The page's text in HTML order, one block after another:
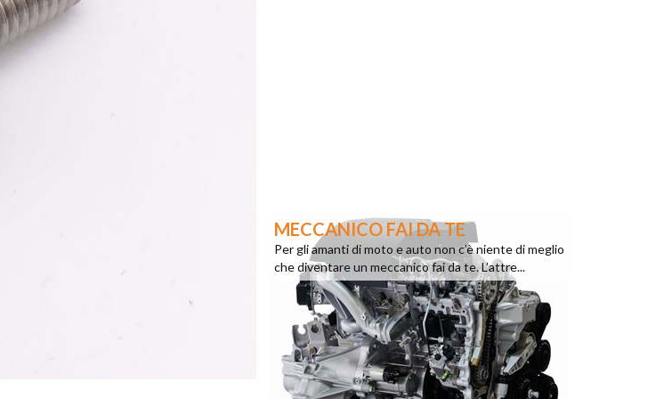
MECCANICO FAI DA TE
Per gli amanti di moto e auto non c’è niente di meglio
che diventare un meccanico fai da te. L’attre...